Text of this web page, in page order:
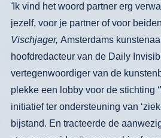
‘Ik vind het woord partner erg
jezelf, voor je partner of voor
Vischjager, Amsterdams
vertegenwoordiger van de
plekke een lobby voor de stichting
initiatief ter ondersteuning van
bijstand. En tracteerde de